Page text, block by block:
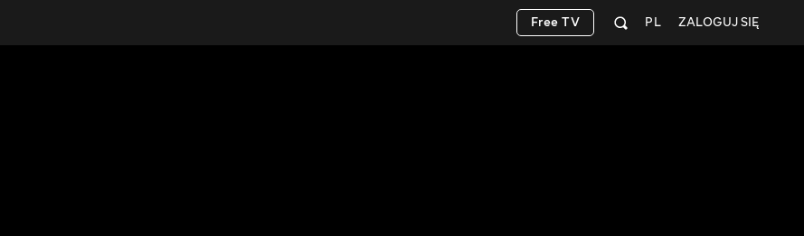
ZALOGUJ SIĘ
PL
Free TV